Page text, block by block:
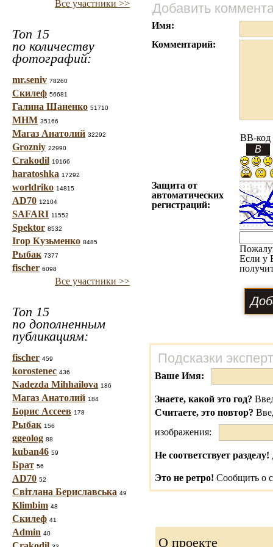
Все участники >>
Топ 15
по количеству
фотографий:
mr.seniv 78260
Скилеф 56681
Галина Шаненко 51710
МНМ 35166
Магаз Анатолий 32292
Grozniy 22990
Crakodil 19166
haratoshka 17292
worldriko 14815
AD70 12104
SAFARI 11552
Spektor 8532
Ігор Кузьменко 8485
Рыбак 7377
fischer 6098
Все участники >>
Топ 15
по дополненным
публикациям:
fischer 459
korostenec 436
Nadezda Mihhailova 186
Магаз Анатолий 184
Борис Ассеев 178
Рыбак 156
ggeolog 88
kuban46 59
Брат 56
AD70 52
Світлана Бериславська 49
Klimbim 48
Скилеф 41
Admin 40
Добавить
Имя:
Комментарий:
BB-код
Защита от
автоматических
регистраций:
Если у
Подсказки
Ваше Имя:
Знаете, какой это год?
Считаете, это повтор?
изображения:
Не соответствует разделу!
Это не ретро! Сообщить о
О проекте